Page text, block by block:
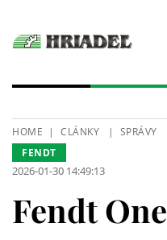
HOME CLÁNKY SPRÁVY
FENDT
2026-01-30 14:49:13
Fendt One